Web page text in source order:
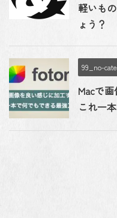
軽いも
ょう？
99_no-
Macで
これ一